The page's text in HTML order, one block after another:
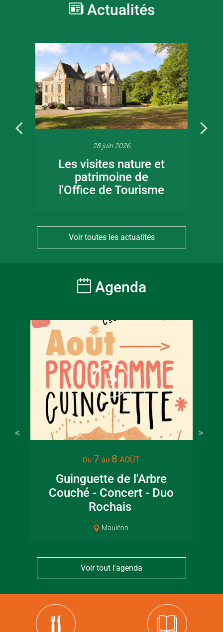
Actualités
28 juin 2026
Les visites nature et
patrimoine de
l'Office de Tourisme
Voir toutes les actualités
Agenda
Du 7 au 8 AOÛT
Guinguette de l'Arbre
Couché - Concert - Duo
Rochais
Mauléon
Voir tout l'agenda